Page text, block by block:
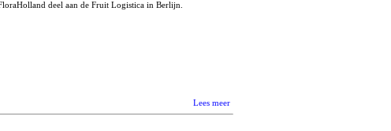
deel aan de Fruit Logistica in Berlijn.
Lees meer